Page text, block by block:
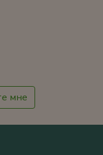
мне